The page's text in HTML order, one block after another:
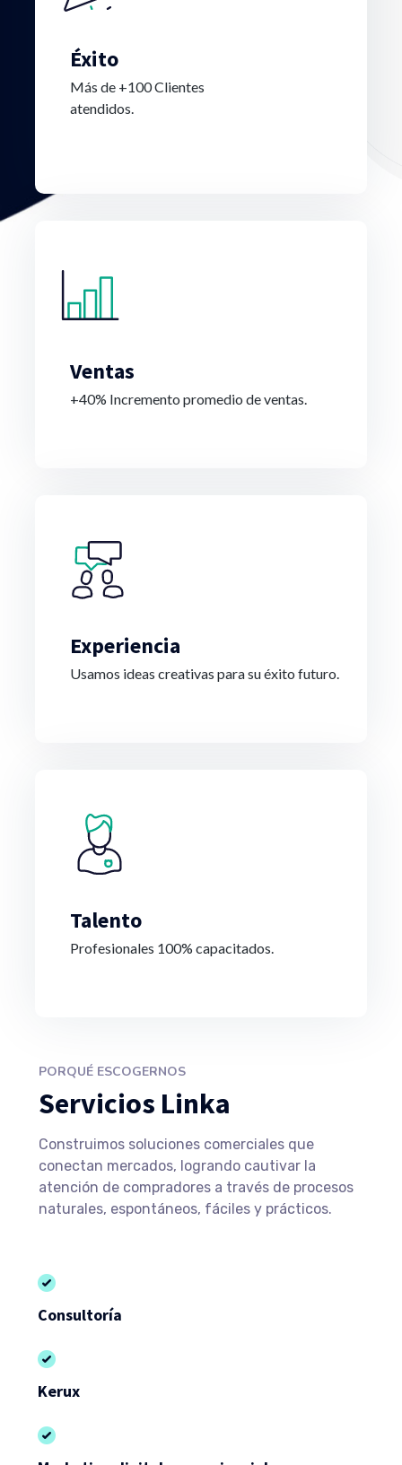
Éxito
Más de +100 Clientes
atendidos.
Ventas
+40% Incremento promedio de ventas.
Experiencia
Usamos ideas creativas para su éxito futuro.
Talento
Profesionales 100% capacitados.
PORQUÉ ESCOGERNOS
Servicios Linka
Construimos soluciones comerciales que
conectan mercados, logrando cautivar la
atención de compradores a través de procesos
naturales, espontáneos, fáciles y prácticos.
Consultoría
Kerux